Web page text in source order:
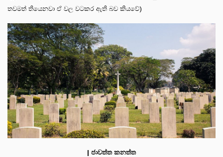
තවමත් තියෙනවා ඒ වල වටකර ඇති බව කියවේ)
| ජාවත්ත කනත්ත